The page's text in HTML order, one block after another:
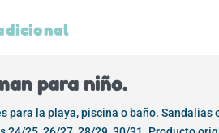
para niño.
para la playa, piscina o baño.